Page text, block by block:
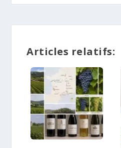
Articles relatifs: